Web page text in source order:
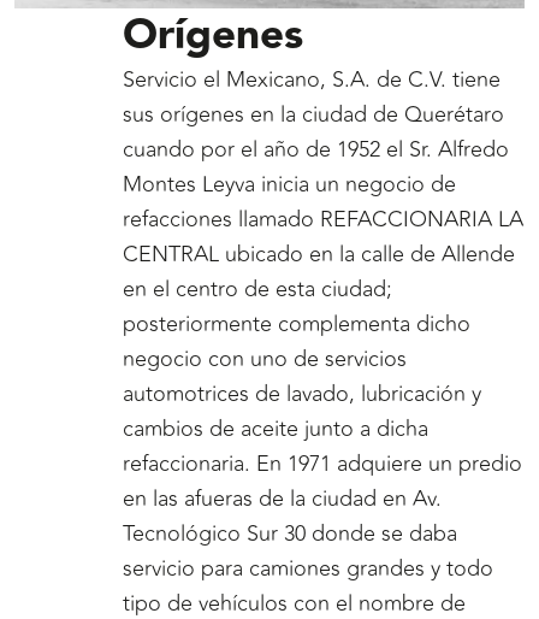
Orígenes
Servicio el Mexicano, S.A. de C.V. tiene
sus orígenes en la ciudad de Querétaro
cuando por el año de 1952 el Sr. Alfredo
Montes Leyva inicia un negocio de
refacciones llamado REFACCIONARIA LA
CENTRAL ubicado en la calle de Allende
en el centro de esta ciudad;
posteriormente complementa dicho
negocio con uno de servicios
automotrices de lavado, lubricación y
cambios de aceite junto a dicha
refaccionaria. En 1971 adquiere un predio
en las afueras de la ciudad en Av.
Tecnológico Sur 30 donde se daba
servicio para camiones grandes y todo
tipo de vehículos con el nombre de